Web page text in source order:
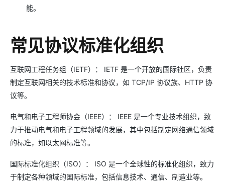
能。
常见协议标准化组织
互联网工程任务组（IETF）： IETF 是一个开放的国际社区，负责
制定互联网相关的技术标准和协议，如 TCP/IP 协议族、HTTP 协
议等。
电气和电子工程师协会（IEEE）： IEEE 是一个专业技术组织，致
力于推动电气和电子工程领域的发展，其中包括制定网络通信领域
的标准，如以太网标准等。
国际标准化组织（ISO）： ISO 是一个全球性的标准化组织，致力
于制定各种领域的国际标准，包括信息技术、通信、制造业等。